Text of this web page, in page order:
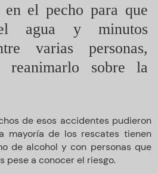
en el pecho para que
agua y minutos
varias personas,
reanimarlo sobre la
de esos accidentes pudieron
mayoría de los rescates tienen
de alcohol y con personas que
pese a conocer el riesgo.